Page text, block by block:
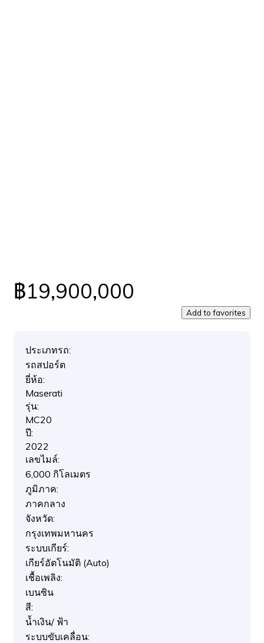
฿19,900,000
Add to favorites
ประเภทรถ:
รถสปอร์ต
ยี่ห้อ:
Maserati
รุ่น:
MC20
ปี:
2022
เลขไมล์:
6,000 กิโลเมตร
ภูมิภาค:
ภาคกลาง
จังหวัด:
กรุงเทพมหานคร
ระบบเกียร์:
เกียร์อัตโนมัติ (Auto)
เชื้อเพลิง:
เบนซิน
สี:
น้ำเงิน/ ฟ้า
ระบบขับเคลื่อน: